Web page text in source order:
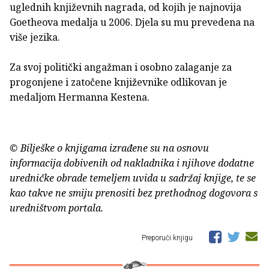
uglednih književnih nagrada, od kojih je najnovija
Goetheova medalja u 2006. Djela su mu prevedena na
više jezika.
Za svoj politički angažman i osobno zalaganje za
progonjene i zatočene književnike odlikovan je
medaljom Hermanna Kestena.
© Bilješke o knjigama izrađene su na osnovu
informacija dobivenih od nakladnika i njihove dodatne
uredničke obrade temeljem uvida u sadržaj knjige, te se
kao takve ne smiju prenositi bez prethodnog dogovora s
uredništvom portala.
Preporuči knjigu